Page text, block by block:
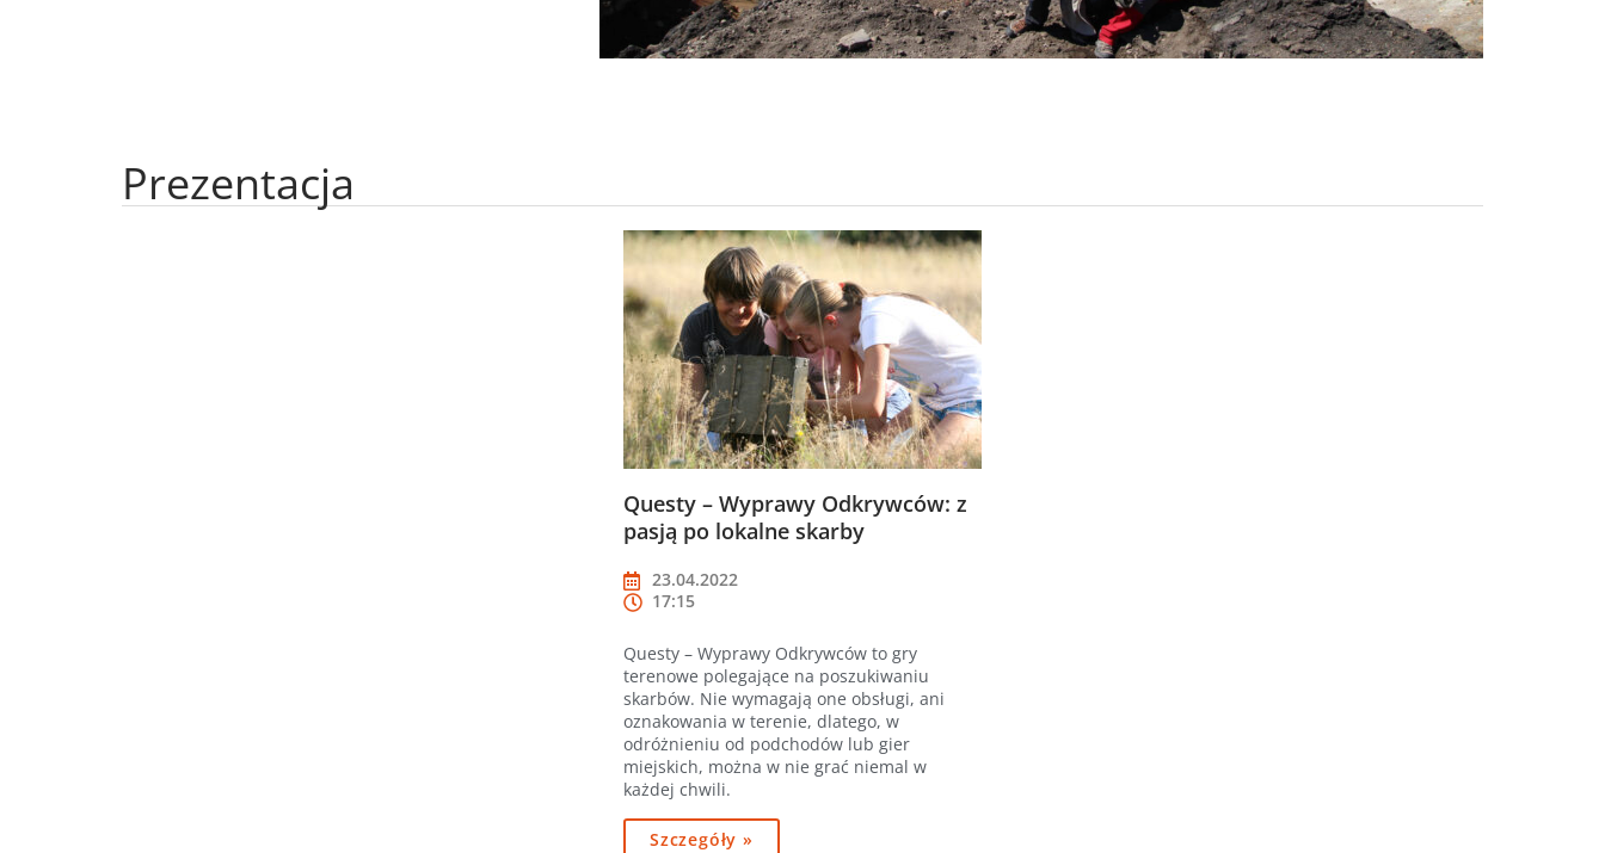
Prezentacja
Questy – Wyprawy Odkrywców: z
pasją po lokalne skarby
23.04.2022
17:15
Questy – Wyprawy Odkrywców to gry
terenowe polegające na poszukiwaniu
skarbów. Nie wymagają one obsługi, ani
oznakowania w terenie, dlatego, w
odróżnieniu od podchodów lub gier
miejskich, można w nie grać niemal w
każdej chwili.
Szczegóły »